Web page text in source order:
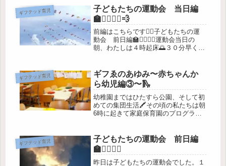
リと流す。(見るからに明らかな不調
箇所がある場合は除く)ギフゑは基
本、...
ギフテッド育児
子どもたちの運動会 当日編
🏫🏃‍♀️🏃‍♀️💨
前編はこちらです💁‍♀️子どもたちの運
動会 前日編🏫🏃‍♀️🏃‍♀️運動会当日の
朝、わたしは４時起床🌅３０分早く起
トを敷きワイワイ食べていましたが、
近頃は普段通り教室で食...
ギフテッド育児
ギフゑのあゆみ〜赤ちゃんか
ら幼児編③〜🛝
幼稚園まではひたすら公園、そして初
めての集団生活🖍️その頃の私たちは朝
6時に起きて家庭保育園のプログラム
役所の母親教室で仲良くなったメンバ
ーで毎日近所の公園を渡り歩く生...
ギフテッド育児
子どもたちの運動会 前日編
🏫🏃‍♀️🏃‍♀️
昨日は子どもたちの運動会でした。１